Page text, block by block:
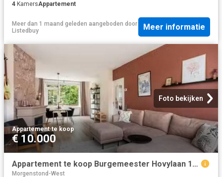
4 KamersAppartement
Meer dan 1 maand geleden aangeboden door
Listedbuy
Meer informatie
Foto bekijken
Appartement·te koop
€ 10.000
Appartement te koop Burgemeester Hovylaan 19 in Den Haag voor.
Morgenstond-West